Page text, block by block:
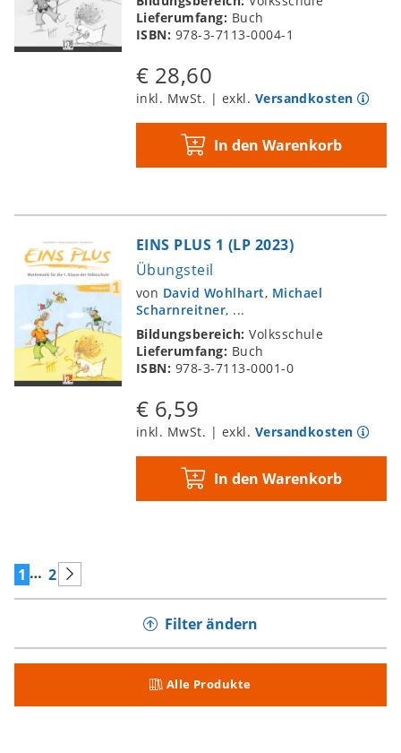
Lieferumfang: Buch
ISBN: 978-3-7113-0004-1
€ 28,60
inkl. MwSt. | exkl. Versandkosten
In den Warenkorb
EINS PLUS 1 (LP 2023)
Übungsteil
von David Wohlhart, Michael
Scharnreitner, ...
Bildungsbereich:Volksschule
Lieferumfang: Buch
ISBN: 978-3-7113-0001-0
€ 6,59
inkl. MwSt. | exkl. Versandkosten
In den Warenkorb
1 … 2
Filter ändern
Alle Produkte